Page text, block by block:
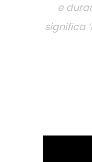
e
significa